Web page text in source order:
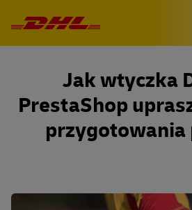
Jak wtyczka
PrestaShop
przygotowania